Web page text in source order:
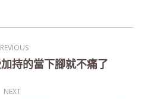
Previous
持的當下腳就不痛了
NEXT